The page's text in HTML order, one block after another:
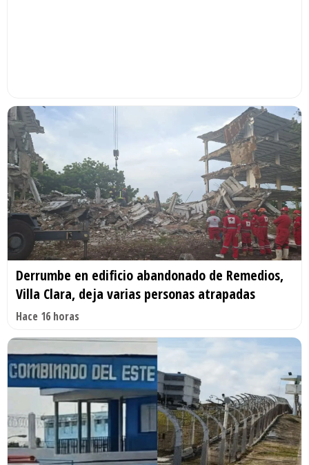
Derrumbe en edificio abandonado de Remedios,
Villa Clara, deja varias personas atrapadas
Hace 16 horas